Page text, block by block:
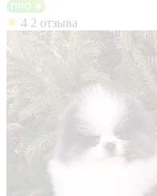
4 2 отзыва